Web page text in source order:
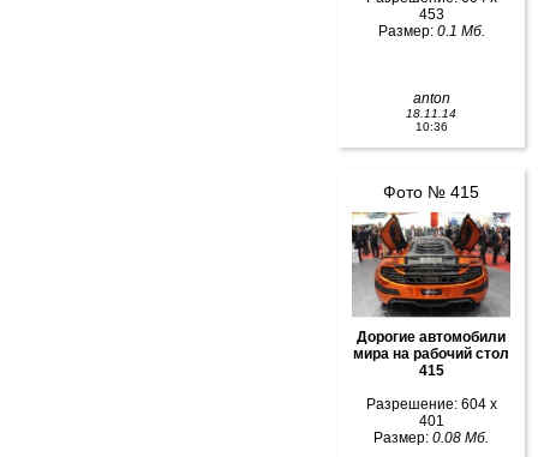
453
Размер: 0.1 Мб.
anton
18.11.14
10:36
Фото № 415
Дорогие автомобили
мира на рабочий стол
415
Разрешение: 604 x
401
Размер: 0.08 Мб.